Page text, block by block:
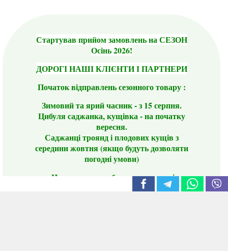
Стартував прийом замовлень на СЕЗОН
Осінь 2026!
ДОРОГІ НАШІ КЛІЄНТИ І ПАРТНЕРИ
Початок відправлень сезонного товару :
Зимовий та ярий часник - з 15 серпня.
Цибуля саджанка, кущівка - на початку
вересня.
Саджанці троянд і плодових кущів з
середини жовтня (якщо будуть дозволяти
погодні умови)
Цього сезону ви будете задоволені
традиційно гарним асортиментом цибулі